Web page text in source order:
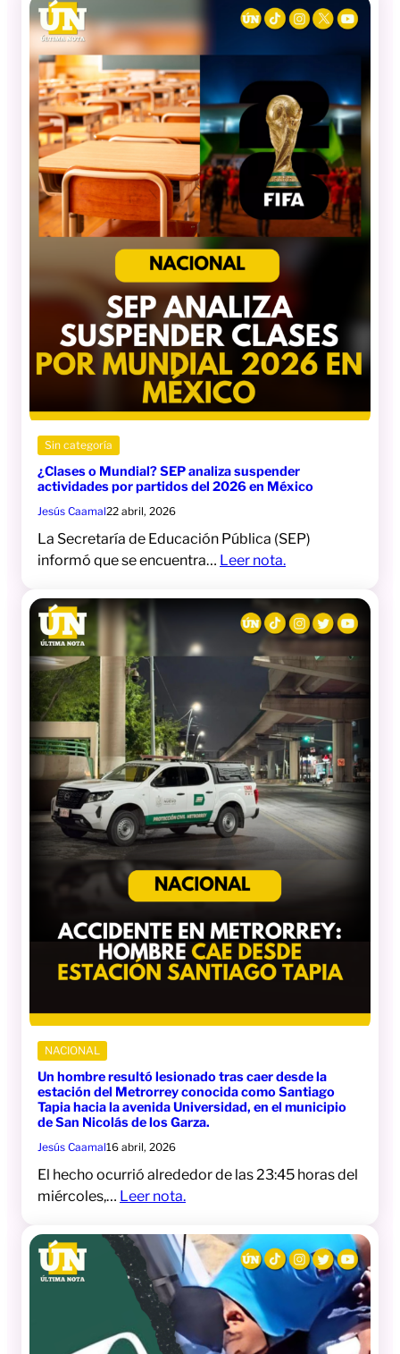
Sin categoría
¿Clases o Mundial? SEP analiza suspender
actividades por partidos del 2026 en México
Jesús Caamal22 abril, 2026
La Secretaría de Educación Pública (SEP)
informó que se encuentra… Leer nota.
NACIONAL
Un hombre resultó lesionado tras caer desde la
estación del Metrorrey conocida como Santiago
Tapia hacia la avenida Universidad, en el municipio
de San Nicolás de los Garza.
Jesús Caamal16 abril, 2026
El hecho ocurrió alrededor de las 23:45 horas del
miércoles,… Leer nota.